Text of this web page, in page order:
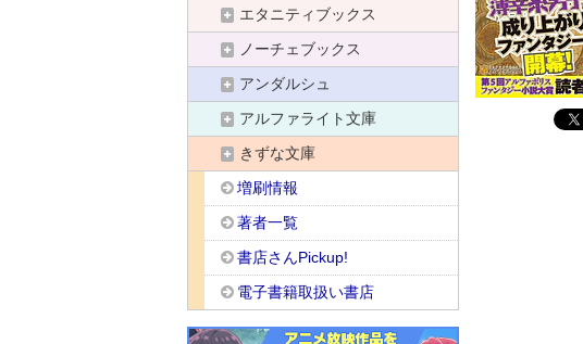
エタニティブックス
ノーチェブックス
アンダルシュ
アルファライト文庫
きずな文庫
増刷情報
著者一覧
書店さんPickup!
電子書籍取扱い書店